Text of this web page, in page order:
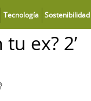
Tecnología Sostenibilidad
ex? 2’